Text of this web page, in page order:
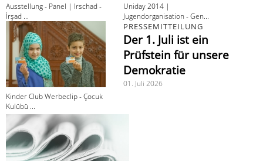
Ausstellung - Panel | Irschad -
İrşad ...
Uniday 2014 |
Jugendorganisation - Gen...
Kinder Club Werbeclip - Çocuk
Kulübü ...
PRESSEMITTEILUNG
Der 1. Juli ist ein
Prüfstein für unsere
Demokratie
01. Juli 2026